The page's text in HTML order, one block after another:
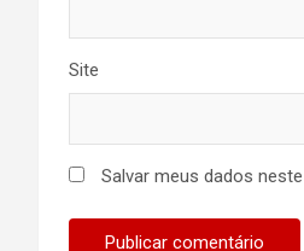
Site
Salvar meus dados